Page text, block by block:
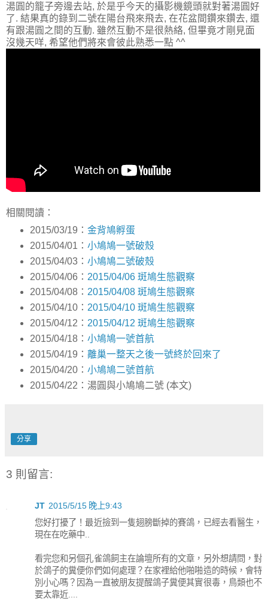
湯圓的籠子旁邊去站, 於是乎今天的攝影機鏡頭就對著湯圓好
了. 結果真的錄到二號在陽台飛來飛去, 在花盆間鑽來鑽去, 還
有跟湯圓之間的互動. 雖然互動不是很熱絡, 但畢竟才剛見面
沒幾天咩, 希望他們將來會彼此熟悉一點 ^^
相關閱讀：
2015/03/19： 金背鳩孵蛋
2015/04/01： 小鳩鳩一號破殼
2015/04/03： 小鳩鳩二號破殼
2015/04/06： 2015/04/06 斑鳩生態觀察
2015/04/08： 2015/04/08 斑鳩生態觀察
2015/04/10： 2015/04/10 斑鳩生態觀察
2015/04/12： 2015/04/12 斑鳩生態觀察
2015/04/18： 小鳩鳩一號首航
2015/04/19： 離巢一整天之後一號終於回來了
2015/04/20： 小鳩鳩二號首航
2015/04/22：湯圓與小鳩鳩二號 (本文)
分享
3 則留言:
JT 2015/5/15 晚上9:43
您好打擾了！最近撿到一隻翅膀斷掉的賽鴿，已經去看醫生，
現在在吃藥中..
看完您和另個孔雀鴿飼主在論壇所有的文章，另外想請問，對
於鴿子的糞便你們如何處理？在家裡給他啪啪造的時候，會特
別小心嗎？因為一直被朋友提醒鴿子糞便其實很毒，鳥類也不
要太靠近....